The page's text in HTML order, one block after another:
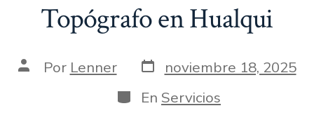
Topógrafo en Hualqui
AutorPor Lenner Fecha
de
publicación
noviembre 18, 2025
Categorías
En Servicios